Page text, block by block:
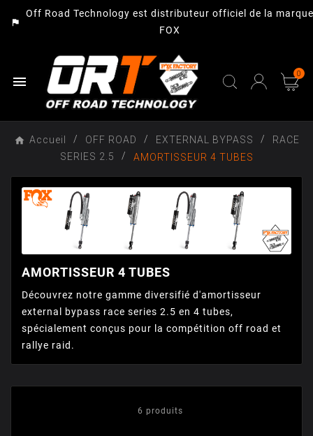
assistant_photo
Off Road Technology est distributeur officiel de la marque
FOX
 0
Accueil OFF ROAD EXTERNAL BYPASS
RACE
SERIES 2.5
AMORTISSEUR 4 TUBES
AMORTISSEUR 4 TUBES
Découvrez notre gamme diversifié d'amortisseur
external bypass race series 2.5 en 4 tubes,
spécialement conçus pour la compétition off road et
rallye raid.
6 produits